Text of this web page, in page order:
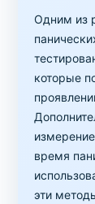
Одним из
которые
время
эти